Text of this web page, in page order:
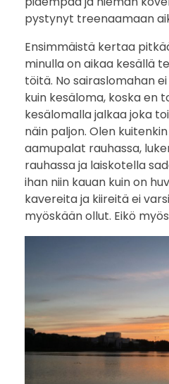
p
ä
ä
t
ä
n
…
pystynyt treenaamaan
Ensimmäistä kertaa
minulla on aikaa kesällä
töitä. No sairaslomahan
kuin kesäloma, koska en
kesälomalla jalkaa joka
näin paljon. Olen
aamupalat rauhassa,
rauhassa ja laiskotella
ihan niin kauan kuin on
kavereita ja kiireitä ei
myöskään ollut. Eikö